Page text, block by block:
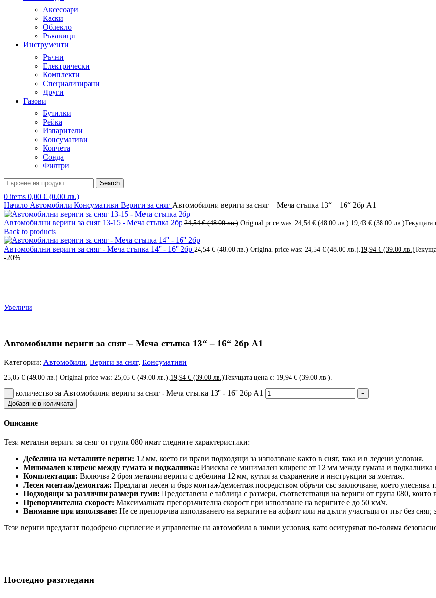
Аксесоари
Каски
Облекло
Ръкавици
Инструменти
Ръчни
Електрически
Комплекти
Специализирани
Други
Газови
Бутилки
Рейка
Изпарители
Консумативи
Копчета
Сонда
Филтри
Search
0 items 0,00 € (0.00 лв.)
Начало Автомобили Консумативи Вериги за сняг Автомобилни вериги за сняг – Меча стъпка 13“ – 16“ 2бр А1
Автомобилни вериги за сняг 13-15 - Меча стъпка 2бр 24,54€ (48.00 лв.) Original price was: 24,54 € (48.00 лв.). 19,43 € (38.00 лв.)Текущата
Back to products
Автомобилни вериги за сняг - Меча стъпка 14'' - 16'' 2бр 24,54€ (48.00 лв.) Original price was: 24,54 € (48.00 лв.). 19,94 € (39.00 лв.)
-20%
Увеличи
Автомобилни вериги за сняг – Меча стъпка 13“ – 16“ 2бр А1
Категории: Автомобили, Вериги за сняг, Консумативи
25,05€ (49.00 лв.) Original price was: 25,05 € (49.00 лв.). 19,94 € (39.00 лв.)Текущата цена е: 19,94 € (39.00 лв.).
количество за Автомобилни вериги за сняг - Меча стъпка 13'' - 16'' 2бр А1
Добавяне в количката
Описание
Тези метални вериги за сняг от група 080 имат следните характеристики:
Дебелина на металните вериги: 12 мм, което ги прави подходящи за използване както в сняг, така и в ледени условия.
Минимален клиренс между гумата и подкалника: Изисква се минимален клиренс от 12 мм между гумата и подкалника
Комплектация: Включва 2 броя метални вериги с дебелина 12 мм, кутия за съхранение и инструкции за монтаж.
Лесен монтаж/демонтаж: Предлагат лесен и бърз монтаж/демонтаж посредством обръчи със заключване, което улеснява
Подходящи за различни размери гуми: Предоставена е таблица с размери, съответстващи на вериги от група 080,
Препоръчителна скорост: Максималната препоръчителна скорост при използване на веригите е до 50 км/ч.
Внимание при използване: Не се препоръчва използването на веригите на асфалт или на дълги участъци от път без сняг,
Тези вериги предлагат подобрено сцепление и управление на автомобила в зимни условия, като осигуряват по-голяма
Последно разгледани